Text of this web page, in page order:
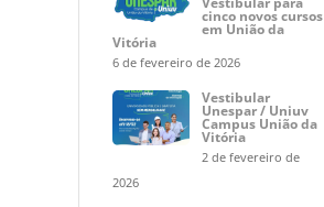
cinco novos cursos
em União da
Vitória
6 de fevereiro de 2026
Vestibular
Unespar / Uniuv
Campus União da
Vitória
2 de fevereiro de
2026